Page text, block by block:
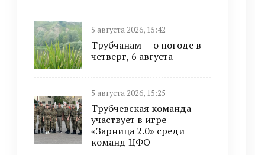
5 августа 2026, 15:42
Трубчанам — о погоде в
четверг, 6 августа
5 августа 2026, 15:25
Трубчевская команда
участвует в игре
«Зарница 2.0» среди
команд ЦФО